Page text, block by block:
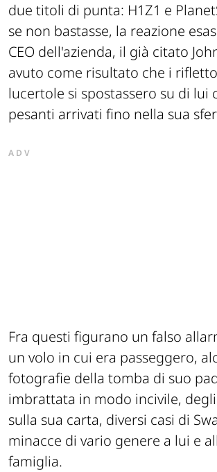
due titoli di punta: H1Z1 e
se non bastasse, la reazione
CEO dell'azienda, il già citato
avuto come risultato che i
lucertole si spostassero su di lui
pesanti arrivati fino nella sua
ADV
Fra questi figurano un falso
un volo in cui era passeggero,
fotografie della tomba di suo
imbrattata in modo incivile,
sulla sua carta, diversi casi di
minacce di vario genere a lui e
famiglia.